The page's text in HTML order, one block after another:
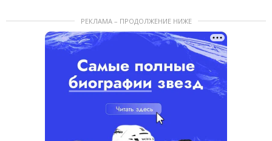
РЕКЛАМА – ПРОДОЛЖЕНИЕ НИЖЕ